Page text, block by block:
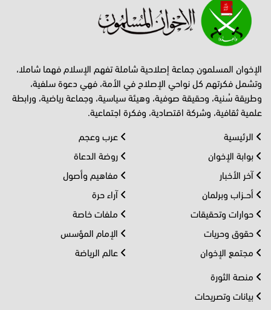
الإخوان المسلمون جماعة إصلاحية شاملة تفهم الإسلام فهما شاملا،
وتشمل فكرتهم كل نواحي الإصلاح في الأمة، فهي دعوة سلفية،
وطريقة سُنية، وحقيقة صوفية، وهيئة سياسية، وجماعة رياضية، ورابطة
علمية ثقافية، وشركة اقتصادية، وفكرة اجتماعية.
الرئيسية
بوابة الإخوان
آخر الأخبار
أحــزاب وبرلمان
حوارات وتحقيقات
حقوق وحريات
مجتمع الإخوان
عرب وعجم
روضة الدعاة
مفاهيم وأصول
آراء حرة
ملفات خاصة
الإمام المؤسس
عالم الرياضة
منصة الثورة
بيانات وتصريحات